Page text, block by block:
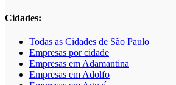
Cidades:
Todas as Cidades de São Paulo
Empresas por cidade
Empresas em Adamantina
Empresas em Adolfo